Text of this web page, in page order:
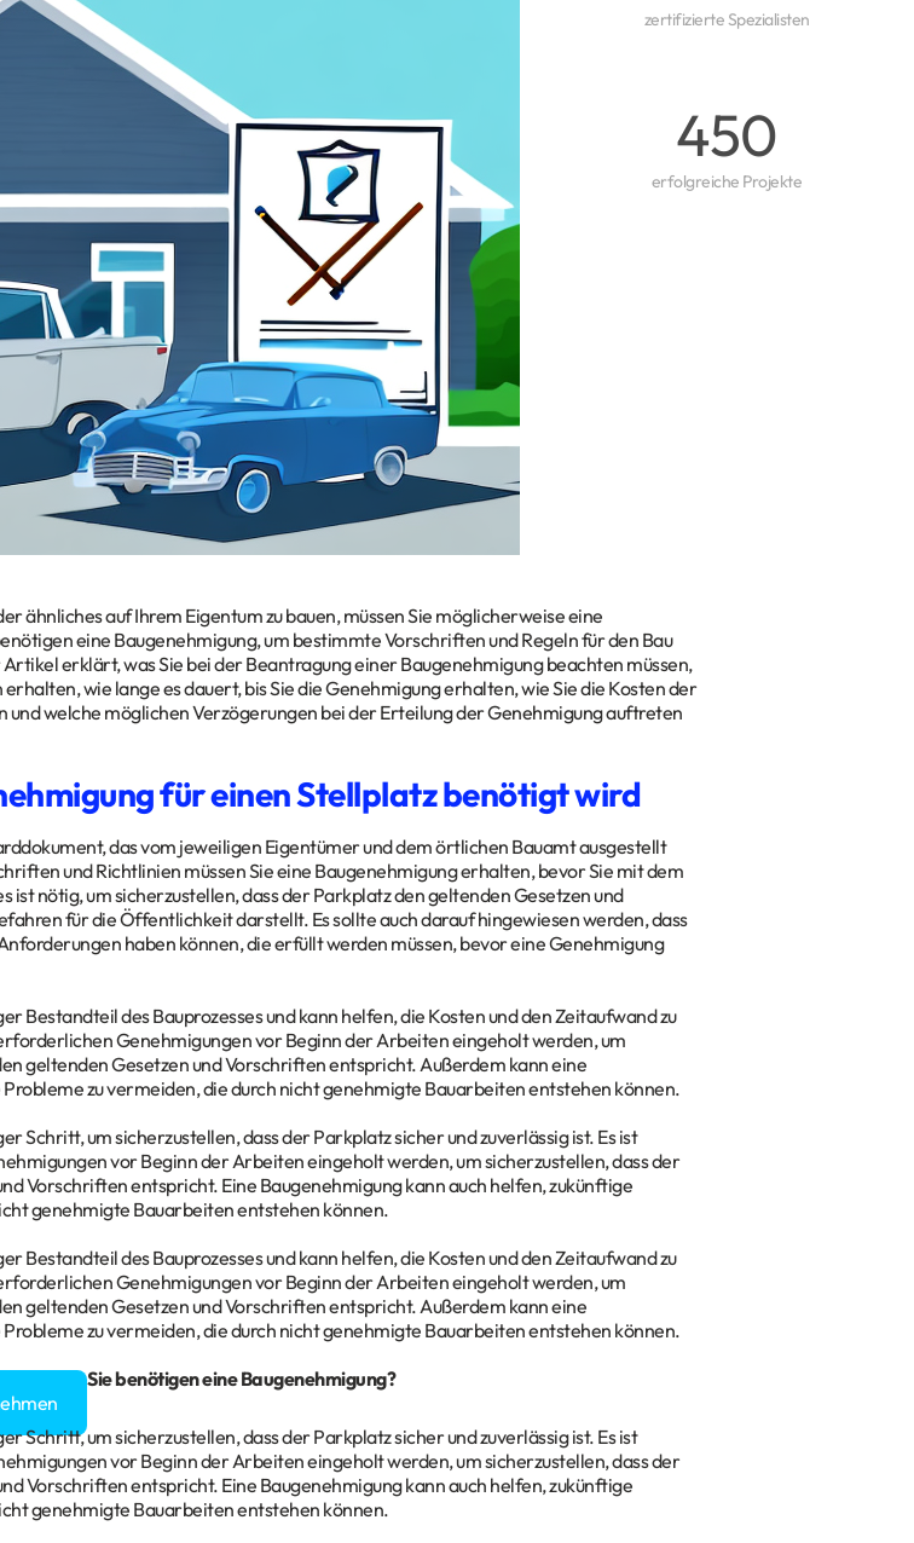
ähnliches auf Ihrem Eigentum zu bauen, müssen Sie möglicherweise eine
eine Baugenehmigung, um bestimmte Vorschriften und Regeln für den Bau
erklärt, was Sie bei der Beantragung einer Baugenehmigung beachten müssen,
wie lange es dauert, bis Sie die Genehmigung erhalten, wie Sie die Kosten der
und welche möglichen Verzögerungen bei der Erteilung der Genehmigung auftreten
für einen Stellplatz benötigt wird
das vom jeweiligen Eigentümer und dem örtlichen Bauamt ausgestellt
und Richtlinien müssen Sie eine Baugenehmigung erhalten, bevor Sie mit dem
ist nötig, um sicherzustellen, dass der Parkplatz den geltenden Gesetzen und
für die Öffentlichkeit darstellt. Es sollte auch darauf hingewiesen werden, dass
haben können, die erfüllt werden müssen, bevor eine Genehmigung
Bestandteil des Bauprozesses und kann helfen, die Kosten und den Zeitaufwand zu
Genehmigungen vor Beginn der Arbeiten eingeholt werden, um
geltenden Gesetzen und Vorschriften entspricht. Außerdem kann eine
zu vermeiden, die durch nicht genehmigte Bauarbeiten entstehen können.
Schritt, um sicherzustellen, dass der Parkplatz sicher und zuverlässig ist. Es ist
vor Beginn der Arbeiten eingeholt werden, um sicherzustellen, dass der
Vorschriften entspricht. Eine Baugenehmigung kann auch helfen, zukünftige
genehmigte Bauarbeiten entstehen können.
Bestandteil des Bauprozesses und kann helfen, die Kosten und den Zeitaufwand zu
Genehmigungen vor Beginn der Arbeiten eingeholt werden, um
geltenden Gesetzen und Vorschriften entspricht. Außerdem kann eine
zu vermeiden, die durch nicht genehmigte Bauarbeiten entstehen können.
? Sie benötigen eine Baugenehmigung?
Schritt, um sicherzustellen, dass der Parkplatz sicher und zuverlässig ist. Es ist
vor Beginn der Arbeiten eingeholt werden, um sicherzustellen, dass der
Vorschriften entspricht. Eine Baugenehmigung kann auch helfen, zukünftige
genehmigte Bauarbeiten entstehen können.
zertifizierte Spezialisten
450
erfolgreiche Projekte